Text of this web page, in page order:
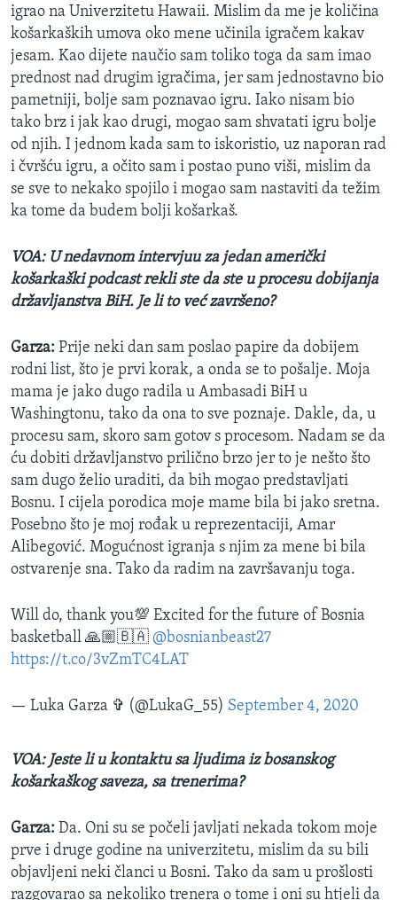
igrao na Univerzitetu Hawaii. Mislim da me je količina
košarkaških umova oko mene učinila igračem kakav
jesam. Kao dijete naučio sam toliko toga da sam imao
prednost nad drugim igračima, jer sam jednostavno bio
pametniji, bolje sam poznavao igru. Iako nisam bio
tako brz i jak kao drugi, mogao sam shvatati igru bolje
od njih. I jednom kada sam to iskoristio, uz naporan rad
i čvršću igru, a očito sam i postao puno viši, mislim da
se sve to nekako spojilo i mogao sam nastaviti da težim
ka tome da budem bolji košarkaš.
VOA: U nedavnom intervjuu za jedan američki
košarkaški podcast rekli ste da ste u procesu dobijanja
državljanstva BiH. Je li to već završeno?
Garza: Prije neki dan sam poslao papire da dobijem
rodni list, što je prvi korak, a onda se to pošalje. Moja
mama je jako dugo radila u Ambasadi BiH u
Washingtonu, tako da ona to sve poznaje. Dakle, da, u
procesu sam, skoro sam gotov s procesom. Nadam se da
ću dobiti državljanstvo prilično brzo jer to je nešto što
sam dugo želio uraditi, da bih mogao predstavljati
Bosnu. I cijela porodica moje mame bila bi jako sretna.
Posebno što je moj rođak u reprezentaciji, Amar
Alibegović. Mogućnost igranja s njim za mene bi bila
ostvarenje sna. Tako da radim na završavanju toga.
Will do, thank you💯 Excited for the future of Bosnia
basketball 🙏🏼🇧🇦 @bosnianbeast27
https://t.co/3vZmTC4LAT
— Luka Garza ✞ (@LukaG_55) September 4, 2020
VOA: Jeste li u kontaktu sa ljudima iz bosanskog
košarkaškog saveza, sa trenerima?
Garza: Da. Oni su se počeli javljati nekada tokom moje
prve i druge godine na univerzitetu, mislim da su bili
objavljeni neki članci u Bosni. Tako da sam u prošlosti
razgovarao sa nekoliko trenera o tome i oni su htjeli da